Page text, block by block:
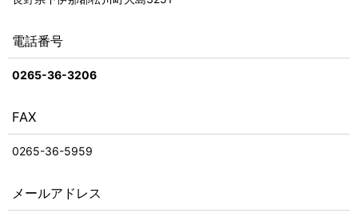
電話番号
0265-36-3206
FAX
0265-36-5959
メールアドレス